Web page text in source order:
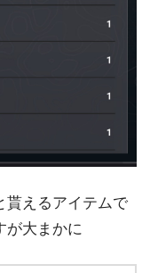
貰えるアイテムで
が大まかに